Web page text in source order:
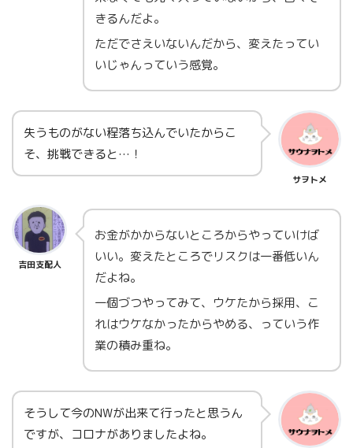
きるんだよ。
ただでさえいないんだから、変えたってい
いじゃんっていう感覚。
失うものがない程落ち込んでいたからこ
そ、挑戦できると…！
サヲトメ
吉田支配人
お金がかからないところからやっていけば
いい。変えたところでリスクは一番低いん
だよね。
一個づつやってみて、ウケたから採用、こ
れはウケなかったからやめる、っていう作
業の積み重ね。
そうして今のNWが出来て行ったと思うん
ですが、コロナがありましたよね。